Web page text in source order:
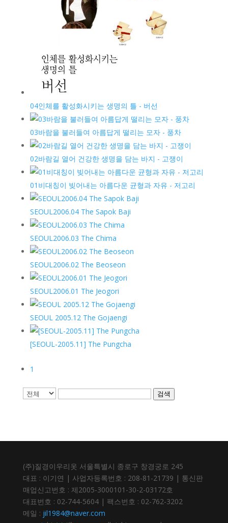
04인체를 활성화시키는 생명의 틀 - 버선
03바람을 불러들여 아름답게 떨리는 모자 - 풍차
02바람길 열어 건강한 생명을 담는 바지 - 고쟁이
01비대칭이 빚어내는 아름다운 균형과 자유 - 저고리
SEOUL2006.04 The Sapok Baji
SEOUL2006.03 The Chima
SEOUL2006.02 The Beoseon
SEOUL2006.01 The Jeogori
SEOUL 2005.12 The Gojaengi
[SEOUL-2005.11] The Pungcha
1
검색
(주)질경이우리옷 서울특별시 종로구 창경궁로 245
대표 : 이기연 | 사업자등록번호 : 208-81-21739 | 통신판
매업신고번호 : 제2005-3000101-30-2-03172호
대표번호 : 02-744-5604 | 팩스번호 : 02-762-3202
메일 : jil1984@naver.com